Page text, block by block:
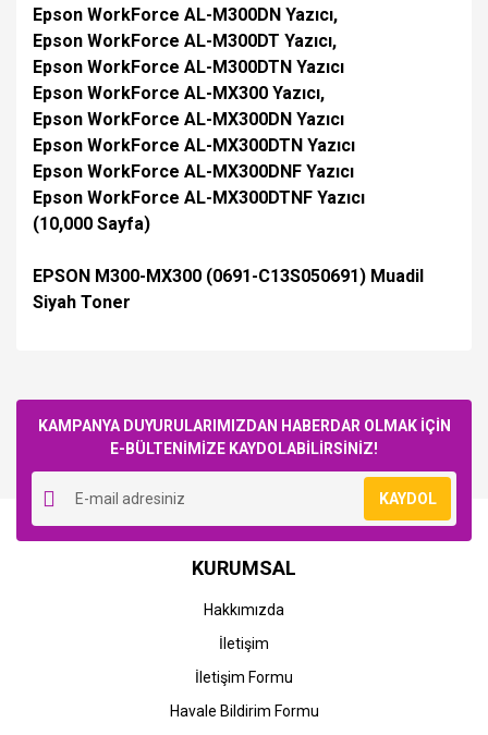
Epson WorkForce AL-M300DN Yazıcı,
Epson WorkForce AL-M300DT Yazıcı,
Epson WorkForce AL-M300DTN Yazıcı
Epson WorkForce AL-MX300 Yazıcı,
Epson WorkForce AL-MX300DN Yazıcı
Epson WorkForce AL-MX300DTN Yazıcı
Epson WorkForce AL-MX300DNF Yazıcı
Epson WorkForce AL-MX300DTNF Yazıcı
(10,000 Sayfa)
EPSON M300-MX300 (0691-C13S050691) Muadil
Siyah Toner
KAMPANYA DUYURULARIMIZDAN HABERDAR OLMAK İÇİN
E-BÜLTENİMİZE KAYDOLABİLİRSİNİZ!
KAYDOL
KURUMSAL
Hakkımızda
İletişim
İletişim Formu
Havale Bildirim Formu